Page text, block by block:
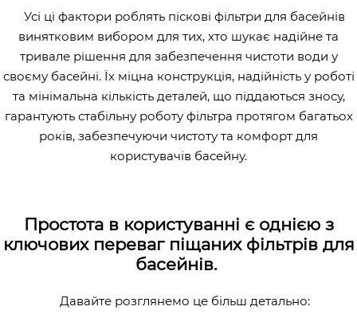
Усі ці фактори роблять піскові фільтри для басейнів
винятковим вибором для тих, хто шукає надійне та
тривале рішення для забезпечення чистоти води у
своєму басейні. Їх міцна конструкція, надійність у роботі
та мінімальна кількість деталей, що піддаються зносу,
гарантують стабільну роботу фільтра протягом багатьох
років, забезпечуючи чистоту та комфорт для
користувачів басейну.
Простота в користуванні є однією з
ключових переваг піщаних фільтрів для
басейнів.
Давайте розглянемо це більш детально: